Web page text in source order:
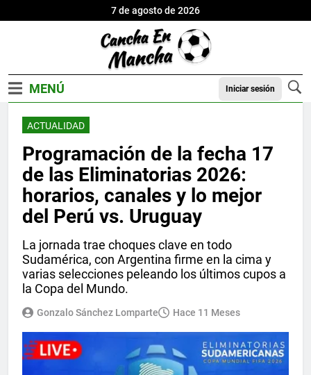
7 de agosto de 2026
Iniciar sesión
ACTUALIDAD
Programación de la fecha 17
de las Eliminatorias 2026:
horarios, canales y lo mejor
del Perú vs. Uruguay
La jornada trae choques clave en todo
Sudamérica, con Argentina firme en la cima y
varias selecciones peleando los últimos cupos a
la Copa del Mundo.
Gonzalo Sánchez Lomparte Hace 11 Meses